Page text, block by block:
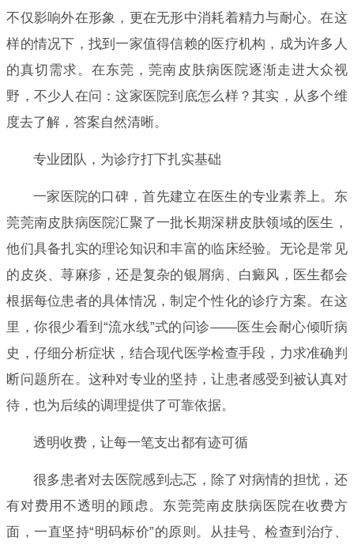
不仅影响外在形象，更在无形中消耗着精力与耐心。在这
样的情况下，找到一家值得信赖的医疗机构，成为许多人
的真切需求。在东莞，莞南皮肤病医院逐渐走进大众视
野，不少人在问：这家医院到底怎么样？其实，从多个维
度去了解，答案自然清晰。
专业团队，为诊疗打下扎实基础
一家医院的口碑，首先建立在医生的专业素养上。东
莞莞南皮肤病医院汇聚了一批长期深耕皮肤领域的医生，
他们具备扎实的理论知识和丰富的临床经验。无论是常见
的皮炎、荨麻疹，还是复杂的银屑病、白癜风，医生都会
根据每位患者的具体情况，制定个性化的诊疗方案。在这
里，你很少看到“流水线”式的问诊——医生会耐心倾听病
史，仔细分析症状，结合现代医学检查手段，力求准确判
断问题所在。这种对专业的坚持，让患者感受到被认真对
待，也为后续的调理提供了可靠依据。
透明收费，让每一笔支出都有迹可循
很多患者对去医院感到忐忑，除了对病情的担忧，还
有对费用不透明的顾虑。东莞莞南皮肤病医院在收费方
面，一直坚持“明码标价”的原则。从挂号、检查到治疗、